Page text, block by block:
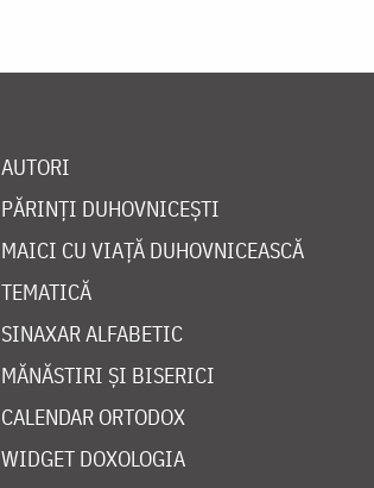
AUTORI
PĂRINȚI DUHOVNICEȘTI
MAICI CU VIAȚĂ DUHOVNICEASCĂ
TEMATICĂ
SINAXAR ALFABETIC
MĂNĂSTIRI ȘI BISERICI
CALENDAR ORTODOX
WIDGET DOXOLOGIA